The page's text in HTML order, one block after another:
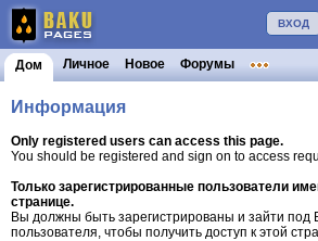
ВХОД
Дом Личное Новое Форумы
Информация
Only registered users can access this page.
You should be registered and sign on to access
Только зарегистрированные пользователи
странице.
Вы должны быть зарегистрированы и зайти
пользователя, чтобы получить доступ к этой